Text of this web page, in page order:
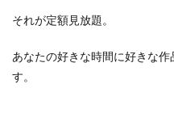
それが定額見放題。
あなたの好きな時間に好きな
す。